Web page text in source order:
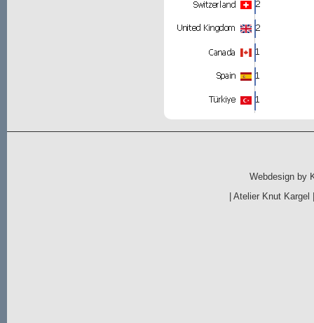
Webdesign by
|Atelier Knut Kargel